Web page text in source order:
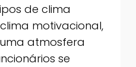
de clima
motivacional,
atmosfera
se